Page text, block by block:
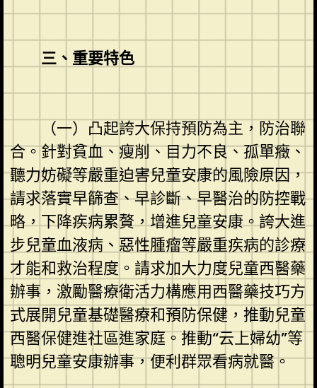
三、重要特色
（一）凸起誇大保持預防為主，防治聯
合。針對貧血、瘦削、目力不良、孤單癥、
聽力妨礙等嚴重迫害兒童安康的風險原因，
請求落實早篩查、早診斷、早醫治的防控戰
略，下降疾病累贅，增進兒童安康。誇大進
步兒童血液病、惡性腫瘤等嚴重疾病的診療
才能和救治程度。請求加大力度兒童西醫藥
辦事，激勵醫療衛活力構應用西醫藥技巧方
式展開兒童基礎醫療和預防保健，推動兒童
西醫保健進社區進家庭。推動“云上婦幼”等
聰明兒童安康辦事，便利群眾看病就醫。